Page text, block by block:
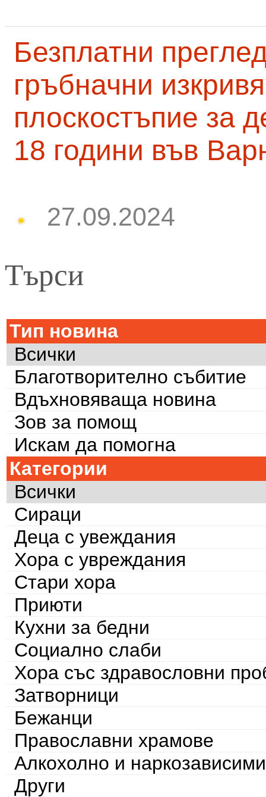
Безплатни
гръбначни
плоскостъпие за
18 години във
27.09.2024
Търси
Тип новина
Всички
Благотворително събитие
Вдъхновяваща новина
Зов за помощ
Искам да помогна
Категории
Всички
Сираци
Деца с увеждания
Хора с увреждания
Стари хора
Приюти
Кухни за бедни
Социално слаби
Хора със здравословни
Затворници
Бежанци
Православни храмове
Алкохолно и наркозависими
Други